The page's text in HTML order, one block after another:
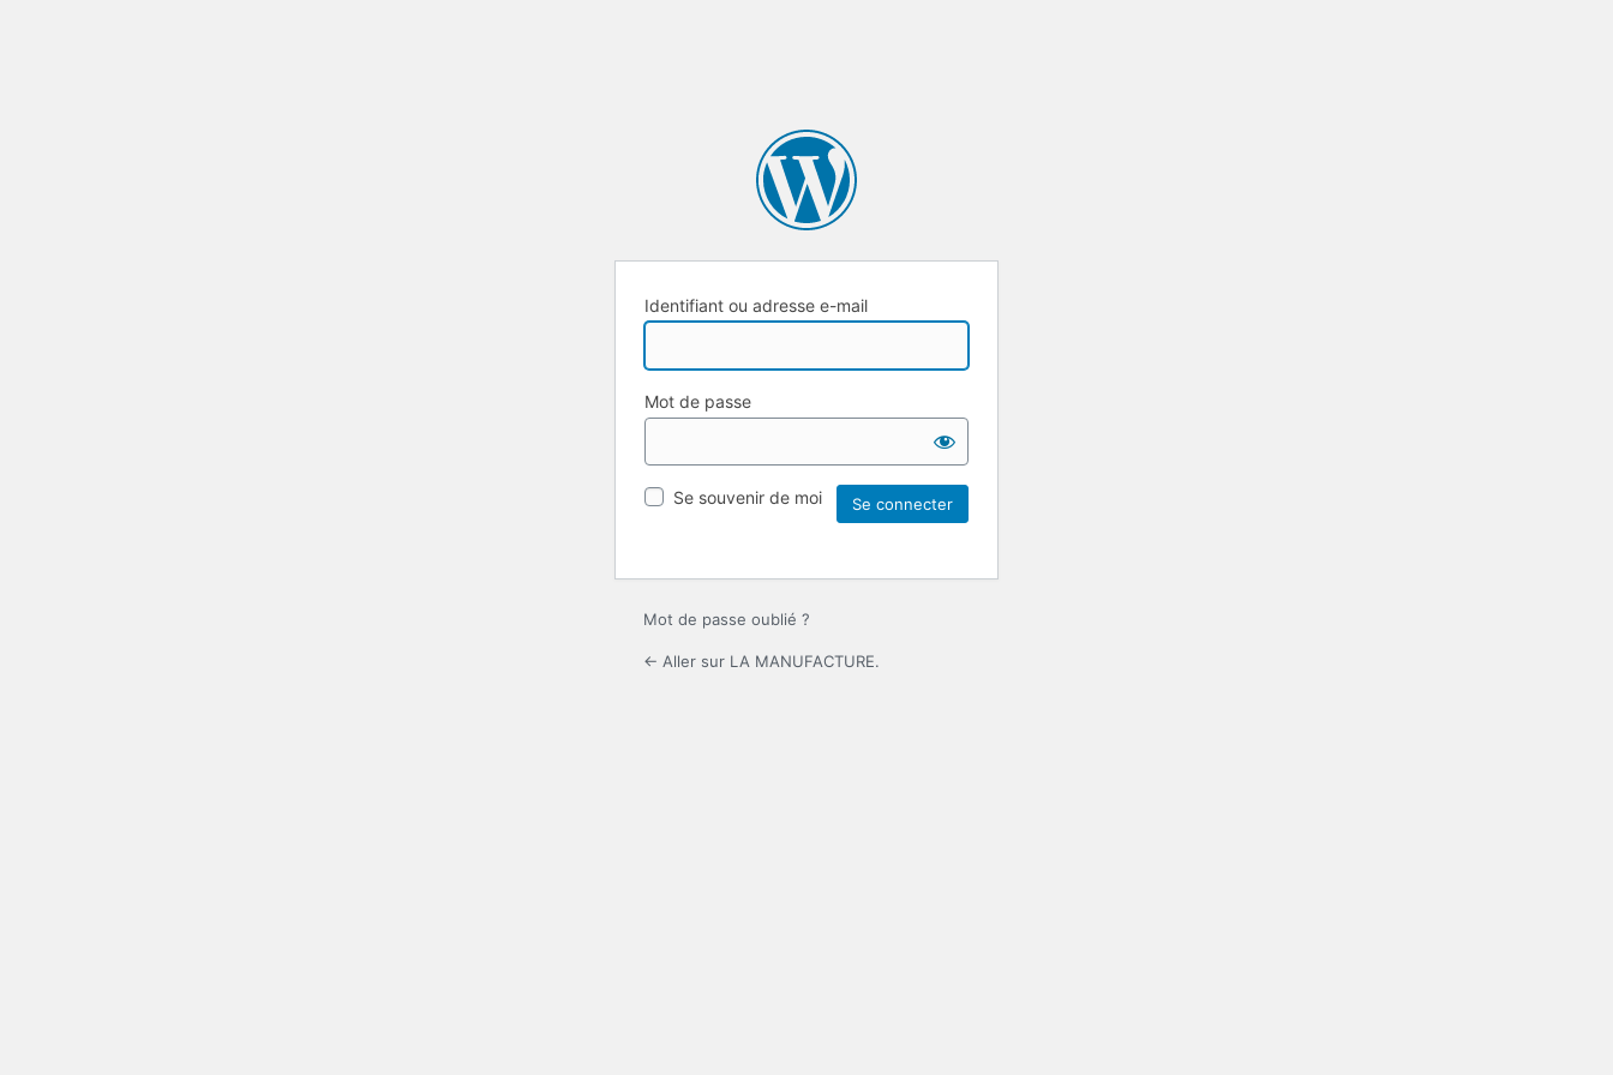
Identifiant ou adresse e-mail
Mot de passe
Se souvenir de moi
Mot de passe oublié ?
← Aller sur LA MANUFACTURE.